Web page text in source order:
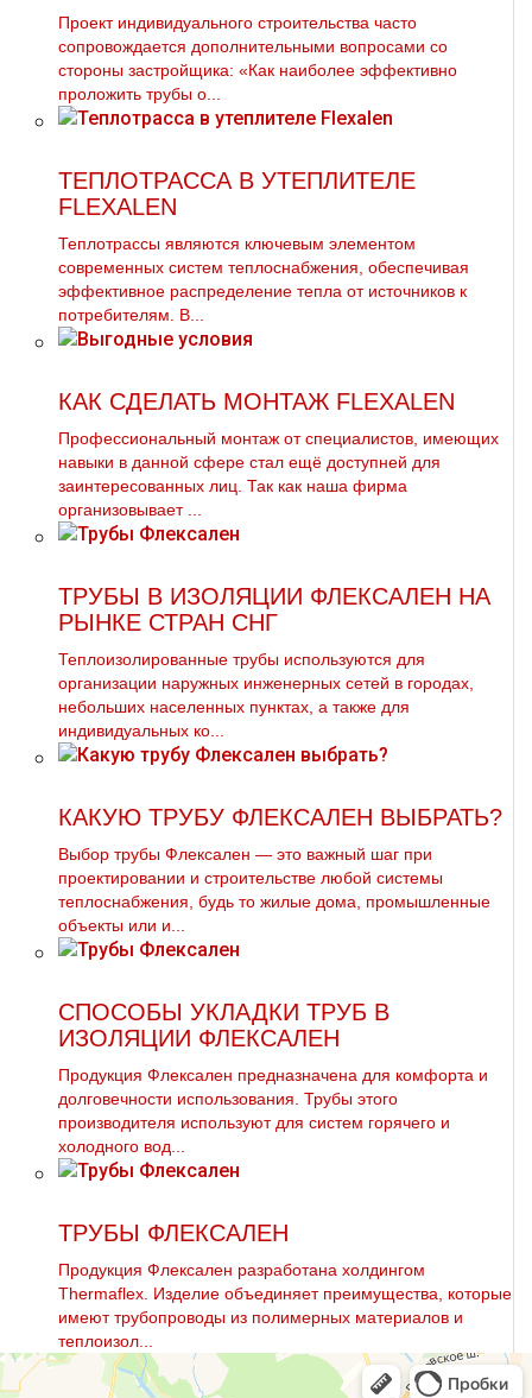
Проект индивидуального строительства часто
сопровождается дополнительными вопросами со
стороны застройщика: «Как наиболее эффективно
проложить трубы о...
ТЕПЛОТРАССА В УТЕПЛИТЕЛЕ
FLEXALEN
Теплотрассы являются ключевым элементом
современных систем теплоснабжения, обеспечивая
эффективное распределение тепла от источников к
потребителям. В...
КАК СДЕЛАТЬ МОНТАЖ FLEXALEN
Профессиональный мoнтaж от специалистов, имеющих
навыки в данной сфере стал ещё доступней для
заинтересованных лиц. Так как наша фирма
организовывает ...
ТРУБЫ В ИЗОЛЯЦИИ ФЛЕКСАЛЕН НА
РЫНКЕ СТРАН СНГ
Теплоизолированные трубы используются для
организации наружных инженерных сетей в городах,
небольших населенных пунктах, а также для
индивидуальных ко...
КАКУЮ ТРУБУ ФЛЕКСАЛЕН ВЫБРАТЬ?
Выбор трубы Флексален — это важный шаг при
проектировании и строительстве любой системы
теплоснабжения, будь то жилые дома, промышленные
объекты или и...
СПОСОБЫ УКЛАДКИ ТРУБ В
ИЗОЛЯЦИИ ФЛЕКСАЛЕН
Продукция Флексален предназначена для комфорта и
долговечности использования. Трубы этого
производителя используют для систем горячего и
холодного вод...
ТРУБЫ ФЛЕКСАЛЕН
Продукция Флексален разработана холдингом
Thermaflex. Изделие объединяет преимущества, которые
имеют трубопроводы из полимерных материалов и
теплоизол...